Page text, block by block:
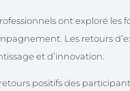
ont exploré
Les retours
et d’innovation.
positifs des